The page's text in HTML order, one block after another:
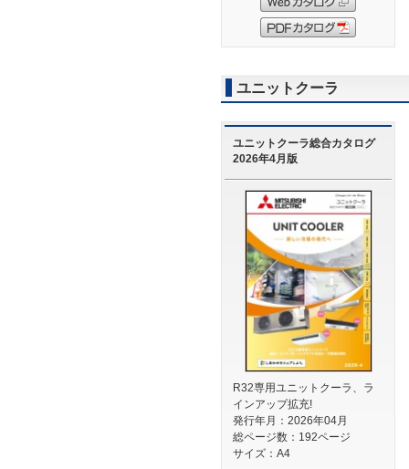
ユニットクーラ
ユニットクーラ総合カタログ
2026年4月版
R32専用ユニットクーラ、ラ
インアップ拡充!
発行年月：2026年04月
総ページ数：192ページ
サイズ：A4